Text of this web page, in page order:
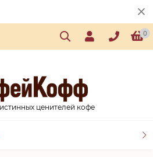
0
ценителей кофе